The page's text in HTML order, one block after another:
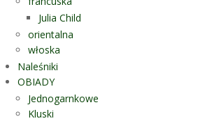
Julia Child
orientalna
włoska
Naleśniki
OBIADY
Jednogarnkowe
Kluski